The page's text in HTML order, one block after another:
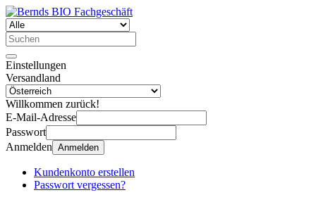
Einstellungen
Versandland
Willkommen zurück!
E-Mail-Adresse
Passwort
Anmelden Anmelden
Kundenkonto erstellen
Passwort vergessen?